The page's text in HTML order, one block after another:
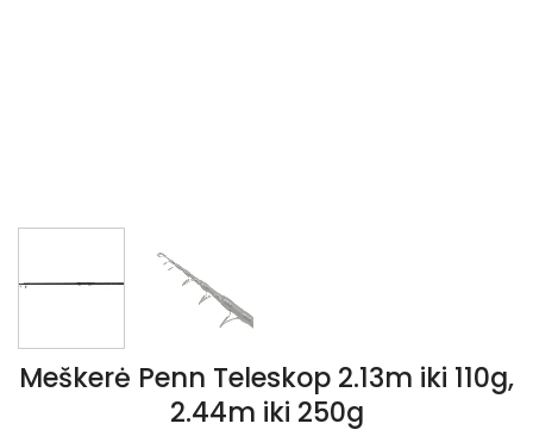
Meškerė Penn Teleskop 2.13m iki 110g,
2.44m iki 250g